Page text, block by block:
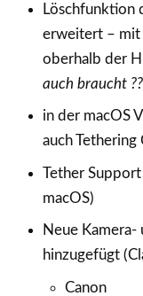
Löschfunktion
erweitert – mit
oberhalb der
auch braucht
in der macOS
auch Tethering
Tether
macOS)
Neue
hinzugefügt
Canon